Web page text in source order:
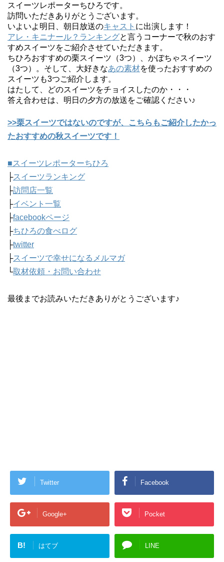
スイーツレポーターちひろです。
訪問いただきありがとうございます。
いよいよ明日、朝日放送のキャスト に出演します！
アレ・キニナール？ランキングと言うコーナーで秋のおす
すめスイーツをご紹介させていただきます。
ちひろおすすめの栗スイーツ（3つ）、かぼちゃスイーツ
（3つ）。そして、大好きなあの素材を使ったおすすめの
スイーツも3つご紹介します。
はたして、どのスイーツをチョイスしたのか・・・
答え合わせは、明日の夕方の放送をご確認ください♪
>>栗スイーツではないのですが、こちらもご紹介したかっ
たおすすめの秋スイーツです！
■スイーツレポーターちひろ
├スイーツランキング
├訪問店一覧
├イベント一覧
├facebookページ
├ちひろの食べログ
├twitter
├スイーツで幸せになるメルマガ
└取材依頼・お問い合わせ
最後までお読みいただきありがとうございます♪
Twitter Facebook
Google+ Pocket
B! はてブ LINE